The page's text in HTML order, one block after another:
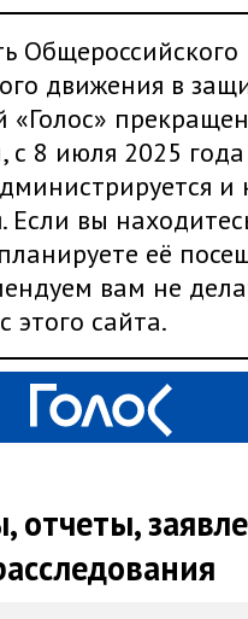
Общероссийского
движения в
«Голос»
с 8 июля 2025
и
Если вы
её
вам не
этого сайта.
отчеты,